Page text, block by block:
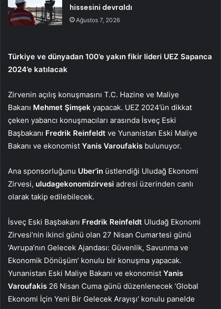
hissesini devraldı
Ağustos 7, 2026
Türkiye ve dünyadan 100’e yakın fikir lideri UEZ Sapanca
2024’e katılacak
Zirvenin açılış konuşmasını T.C. Hazine ve Maliye
Bakanı Mehmet Şimşek yapacak. UEZ 2024’ün dikkat
çeken yabancı konuşmacıları arasında İsveç Eski
Başbakanı Fredrik Reinfeldt ve Yunanistan Eski Maliye
Bakanı ve ekonomist Yanis Varoufakis bulunuyor.
Ana sponsorluğunu Uber’in üstlendiği Uludağ Ekonomi
Zirvesi, uludagekonomizirvesi adresi üzerinden canlı
olarak takip edilebilecek.
İsveç Eski Başbakanı Fredrik Reinfeldt Uludağ Ekonomi
Zirvesi’nin ikinci günü olan 27 Nisan Cumartesi günü
‘Avrupa’nın Gelecek Ajandası: Güvenlik, Savunma ve
Ekonomik Dönüşüm’ konulu bir konuşma yapacak.
Yunanistan Eski Maliye Bakanı ve ekonomist Yanis
Varoufakis 26 Nisan Cuma günü düzenlenecek ‘Global
Ekonomi İçin Yeni Bir Gelecek Arayışı’ konulu panelde